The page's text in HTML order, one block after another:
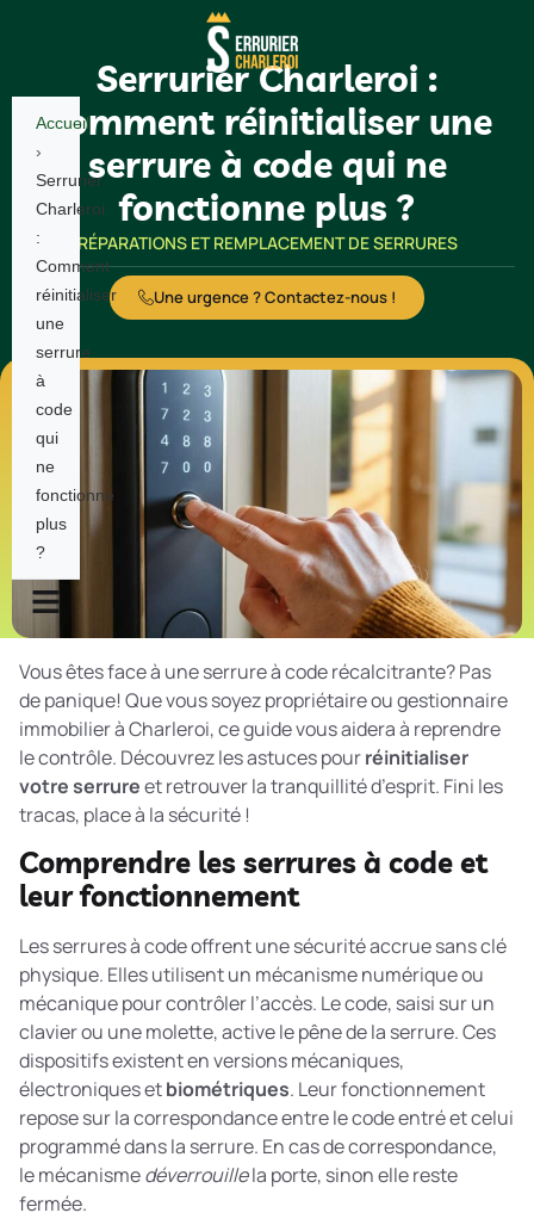
Serrurier Charleroi :
Comment réinitialiser une
serrure à code qui ne
fonctionne plus ?
RÉPARATIONS ET REMPLACEMENT DE SERRURES
Une urgence ? Contactez-nous !
Vous êtes face à une serrure à code récalcitrante? Pas
de panique! Que vous soyez propriétaire ou gestionnaire
immobilier à Charleroi, ce guide vous aidera à reprendre
le contrôle. Découvrez les astuces pourréinitialiser
votre serrureet retrouver la tranquillité d’esprit. Fini les
tracas, place à la sécurité !
Comprendre les serrures à code et
leur fonctionnement
Les serrures à code offrent une sécurité accrue sans clé
physique. Elles utilisent un mécanisme numérique ou
mécanique pour contrôler l’accès. Le code, saisi sur un
clavier ou une molette, active le pêne de la serrure. Ces
dispositifs existent en versions mécaniques,
électroniques etbiométriques. Leur fonctionnement
repose sur la correspondance entre le code entré et celui
programmé dans la serrure. En cas de correspondance,
le mécanismedéverrouillela porte, sinon elle reste
fermée.
Accueil
›
Serrurier
Charleroi
:
Comment
réinitialiser
une
serrure
à
code
qui
ne
fonctionne
plus
?